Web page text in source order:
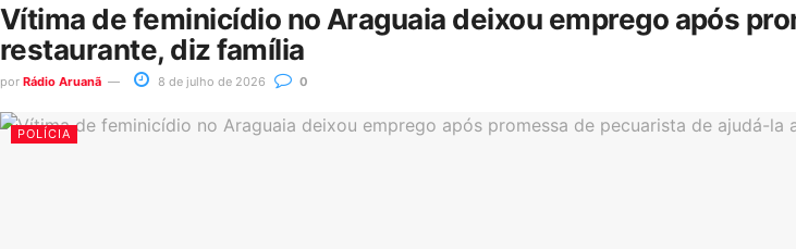
Vítima de feminicídio no Araguaia deixou emprego após
restaurante, diz família
por Rádio Aruanã 8 de julho de 2026 0
POLÍCIA